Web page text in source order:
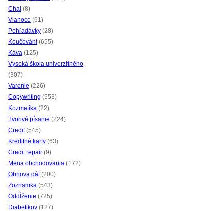
Chat(8)
Vianoce (61)
Pohľadávky (28)
Koučování (655)
Káva (125)
Vysoká škola univerzitného
(307)
Varenie (226)
Copywriting (553)
Kozmetika (22)
Tvorivé písanie (224)
Credit(545)
Kreditné karty (63)
Credit repair (9)
Mena obchodovania (172)
Obnova dát(200)
Zoznamka (543)
Oddĺženie (725)
Diabetikov (127)